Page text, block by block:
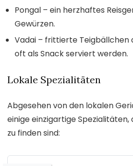
Pongal – ein herzhaftes
Gewürzen.
Vadai – frittierte Teigbällchen
oft als Snack serviert werden.
Lokale Spezialitäten
Abgesehen von den lokalen
einige einzigartige Spezialitäten,
zu finden sind: